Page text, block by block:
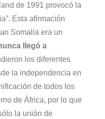
de 1991 provocó la
Esta afirmación
Somalia era un
llegó a
los diferentes
la independencia en
de todos los
de África, por lo que
la unión de